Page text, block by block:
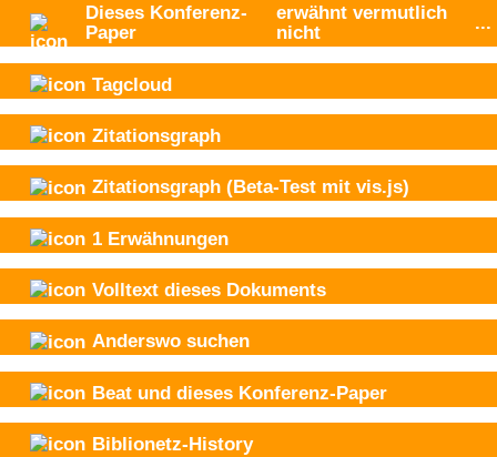
Dieses Konferenz-
Paper
erwähnt vermutlich
nicht
...
Tagcloud
Zitationsgraph
Zitationsgraph (Beta-Test mit vis.js)
1 Erwähnungen
Volltext dieses Dokuments
Anderswo suchen
Beat und dieses Konferenz-Paper
Biblionetz-History